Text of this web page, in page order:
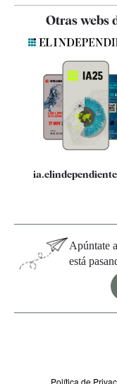
Contacto
Quiénes somos
Especificaciones
Otras webs
Apúntate
está